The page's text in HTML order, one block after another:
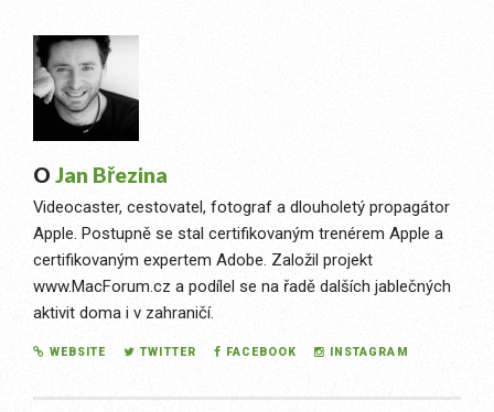
O Jan Březina
Videocaster, cestovatel, fotograf a dlouholetý propagátor
Apple. Postupně se stal certifikovaným trenérem Apple a
certifikovaným expertem Adobe. Založil projekt
www.MacForum.cz a podílel se na řadě dalších jablečných
aktivit doma i v zahraničí.
WEBSITE TWITTER FACEBOOK INSTAGRAM